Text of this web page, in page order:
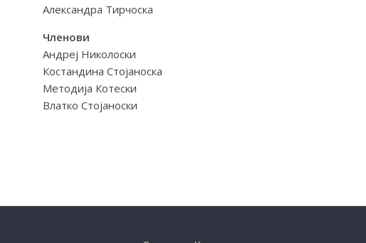
Александра Тирчоска
Членови
Андреј Николоски
Костандина Стојаноска
Методија Котески
Влатко Стојаноски